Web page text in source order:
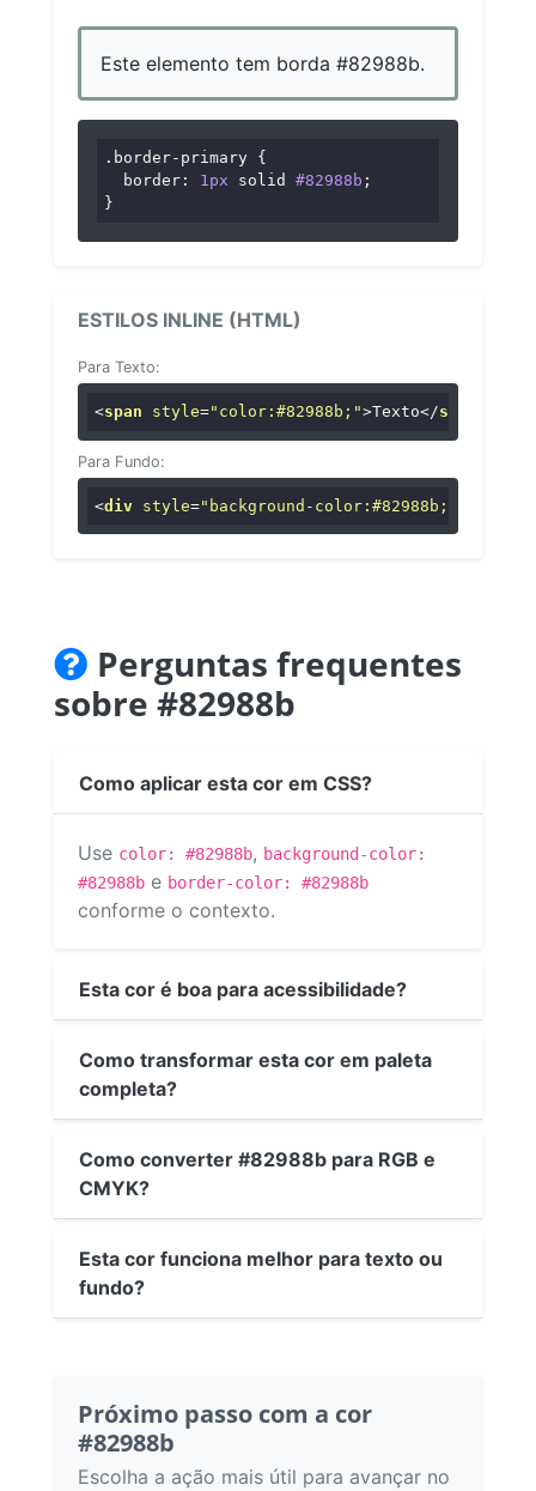
Este elemento tem borda #82988b.
.border-primary {
border : 1px solid #82988b ;
}
ESTILOS INLINE (HTML)
Para Texto:
<span style="color:#82988b;">Texto</span
Para Fundo:
<div style="background-color:#82988b;"
Perguntas frequentes
sobre #82988b
Como aplicar esta cor em CSS?
Use color: #82988b, background-color:
#82988b e border-color: #82988b
conforme o contexto.
Esta cor é boa para acessibilidade?
Como transformar esta cor em paleta
completa?
Como converter #82988b para RGB e
CMYK?
Esta cor funciona melhor para texto ou
fundo?
Próximo passo com a cor
#82988b
Escolha a ação mais útil para avançar no